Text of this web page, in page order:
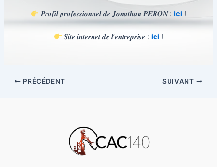
𝑷𝒓𝒐𝒇𝒊𝒍 𝒑𝒓𝒐𝒇𝒆𝒔𝒔𝒊𝒐𝒏𝒏𝒆𝒍 𝒅𝒆 𝑱𝒐𝒏𝒂𝒕𝒉𝒂𝒏 𝑷𝑬𝑹𝑶𝑵 :ici !
𝑺𝒊𝒕𝒆 𝒊𝒏𝒕𝒆𝒓𝒏𝒆𝒕 𝒅𝒆 𝒍’𝒆𝒏𝒕𝒓𝒆𝒑𝒓𝒊𝒔𝒆 : ici !
NavigationPRÉCÉDENT SUIVANT